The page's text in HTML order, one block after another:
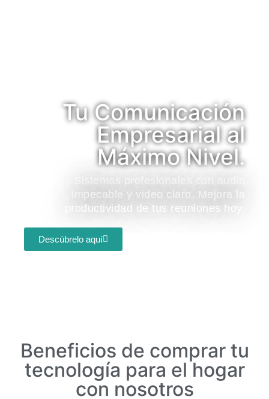
Tu Comunicación
Empresarial al
Máximo Nivel.
Sistemas profesionales con audio
impecable y video claro. Mejora la
productividad de tus reuniones hoy.
Descúbrelo aquí
Beneficios de comprar tu
tecnología para el hogar
con nosotros